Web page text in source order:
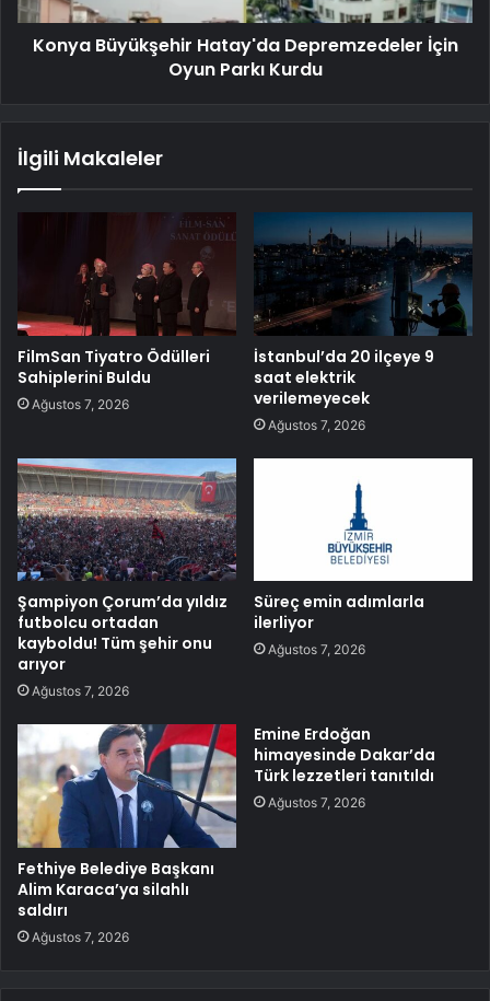
Konya Büyükşehir Hatay'da Depremzedeler İçin
Oyun Parkı Kurdu
İlgili Makaleler
FilmSan Tiyatro Ödülleri
Sahiplerini Buldu
Ağustos 7, 2026
İstanbul’da 20 ilçeye 9
saat elektrik
verilemeyecek
Ağustos 7, 2026
Şampiyon Çorum’da yıldız
futbolcu ortadan
kayboldu! Tüm şehir onu
arıyor
Ağustos 7, 2026
Süreç emin adımlarla
ilerliyor
Ağustos 7, 2026
Fethiye Belediye Başkanı
Alim Karaca’ya silahlı
saldırı
Ağustos 7, 2026
Emine Erdoğan
himayesinde Dakar’da
Türk lezzetleri tanıtıldı
Ağustos 7, 2026